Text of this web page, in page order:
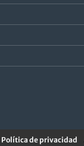
Política de privacidad